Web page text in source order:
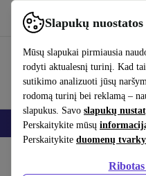
Slapukų nuostatos
Mūsų slapukai pirmiausia
rodyti aktualesnį turinį. Kad
sutikimo analizuoti jūsų
rodomą turinį bei reklamą –
slapukus. Savo slapukų
Perskaitykite mūsų
Perskaitykite duomenų
Naudok refurbed greitai ir paprastai
Išmanieji telefonai